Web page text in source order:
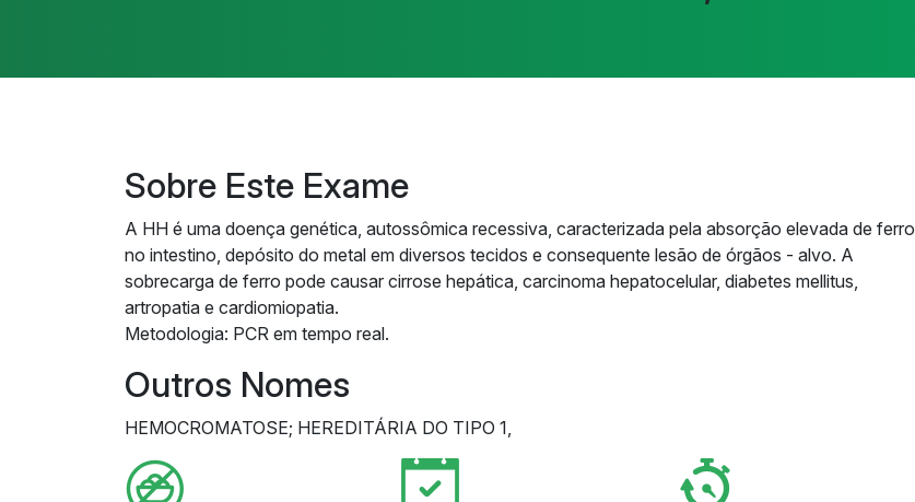
Sobre Este Exame
A HH é uma doença genética, autossômica recessiva, caracterizada pela absorção elevada de ferro
no intestino, depósito do metal em diversos tecidos e consequente lesão de órgãos - alvo. A
sobrecarga de ferro pode causar cirrose hepática, carcinoma hepatocelular, diabetes mellitus,
artropatia e cardiomiopatia.
Metodologia: PCR em tempo real.
Outros Nomes
HEMOCROMATOSE; HEREDITÁRIA DO TIPO 1,